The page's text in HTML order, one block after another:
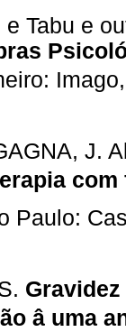
e Tabu e
J.
com
Paulo:
â uma